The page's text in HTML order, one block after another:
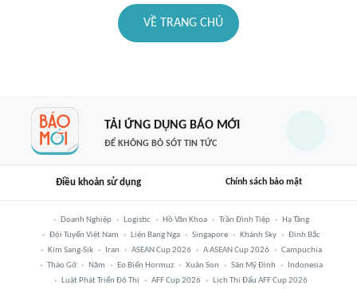
VỀ TRANG CHỦ
TẢI ỨNG DỤNG BÁO MỚI
ĐỂ KHÔNG BỎ SÓT TIN TỨC
Điều khoản sử dụng Chính sách bảo mật
Doanh Nghiệp Logistic Hồ Văn Khoa Trần Đình Tiệp
Hạ Tầng
Đội Tuyển Việt Nam
Liên Bang Nga Singapore Khánh Sky
Đình Bắc
Kim Sang-Sik
Iran ASEAN Cup 2026 A ASEAN Cup 2026
Campuchia
Tháo Gỡ
Năm Eo Biển Hormuz Xuân Son Sân Mỹ Đình
Indonesia
Luật Phát Triển Đô Thị
AFF Cup 2026 Lịch Thi Đấu AFF Cup 2026